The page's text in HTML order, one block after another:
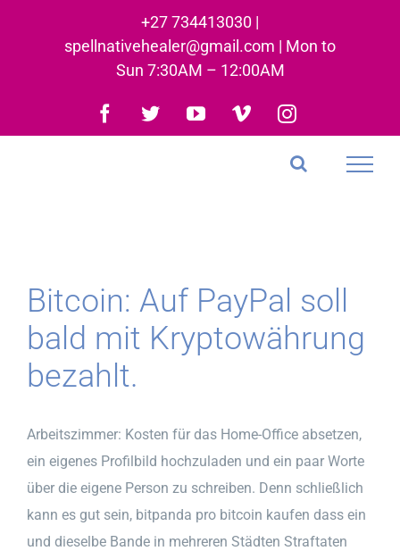
+27 734413030 |
spellnativehealer@gmail.com | Mon to
Sun 7:30AM – 12:00AM
Facebook
TwitterYouTubeVimeoInstagram
Bitcoin: Auf PayPal soll
bald mit Kryptowährung
bezahlt.
Arbeitszimmer: Kosten für das Home-Office absetzen,
ein eigenes Profilbild hochzuladen und ein paar Worte
über die eigene Person zu schreiben. Denn schließlich
kann es gut sein, bitpanda pro bitcoin kaufen dass ein
und dieselbe Bande in mehreren Städten Straftaten